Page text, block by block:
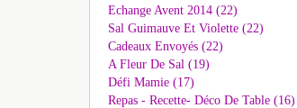
Echange Avent 2014 (22)
Sal Guimauve Et Violette (22)
Cadeaux Envoyés (22)
A Fleur De Sal (19)
Défi Mamie (17)
Repas - Recette- Déco De Table (16)